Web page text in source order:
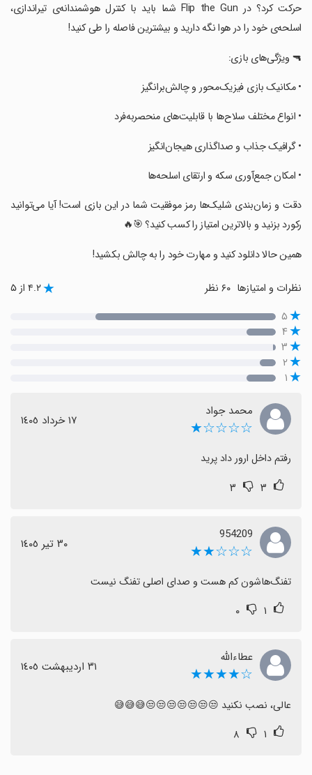
حرکت کرد؟ در Flip the Gun شما باید با کنترل هوشمندانه‌ی تیراندازی،
اسلحه‌ی خود را در هوا نگه دارید و بیشترین فاصله را طی کنید!
‏‏‏‏🔫 ویژگی‌های بازی:
‏‏‏‏• مکانیک بازی فیزیک‌محور و چالش‌برانگیز
‏‏‏‏• انواع مختلف سلاح‌ها با قابلیت‌های منحصر‌به‌فرد
‏‏‏‏• گرافیک جذاب و صداگذاری هیجان‌انگیز
‏‏‏‏• امکان جمع‌آوری سکه و ارتقای اسلحه‌ها
‏‏‏‏دقت و زمان‌بندی شلیک‌ها رمز موفقیت شما در این بازی است! آیا می‌توانید
رکورد بزنید و بالاترین امتیاز را کسب کنید؟ 🎯🔥
‏‏‏‏همین حالا دانلود کنید و مهارت خود را به چالش بکشید!
نظرات و امتیازها ۴.۲ از ۵
۵
۴
۳
۲
۱
محمد جواد
☆☆☆☆★ ١٧ خرداد ١٤٠٥
رفتم داخل ارور داد پرید
۳ ۳
954209
☆☆☆★★ ٣٠ تیر ١٤٠٥
تفنگ‌هاشون کم هست و صدای اصلی تفنگ نیست
۱ ۰
عطاءالله
☆★★★★ ٣١ اردیبهشت ١٤٠٥
عالی، نصب نکنید 😒😒😒😒😒😒😒😅😅😅
۱ ۸